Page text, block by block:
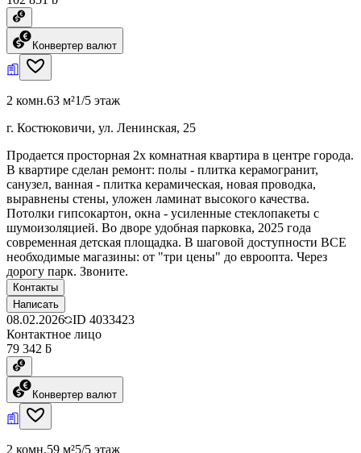
Конвертер валют
2 комн.63 м²1/5 этаж
г. Костюковичи, ул. Ленинская, 25
Продается просторная 2х комнатная квартира в центре города.
В квартире сделан ремонт: полы - плитка керамогранит,
санузел, ванная - плитка керамическая, новая проводка,
выравнены стены, уложен ламинат высокого качества.
Потолки гипсокартон, окна - усиленные стеклопакеты с
шумоизоляцией. Во дворе удобная парковка, 2025 года
современная детская площадка. В шаговой доступности ВСЕ
необходимые магазины: от "три цены" до евроопта. Через
дорогу парк. Звоните.
Контакты
Написать
08.02.2026 ID 4033423
Контактное лицо
79 342 ƃ
Конвертер валют
2 комн.59 м²5/5 этаж